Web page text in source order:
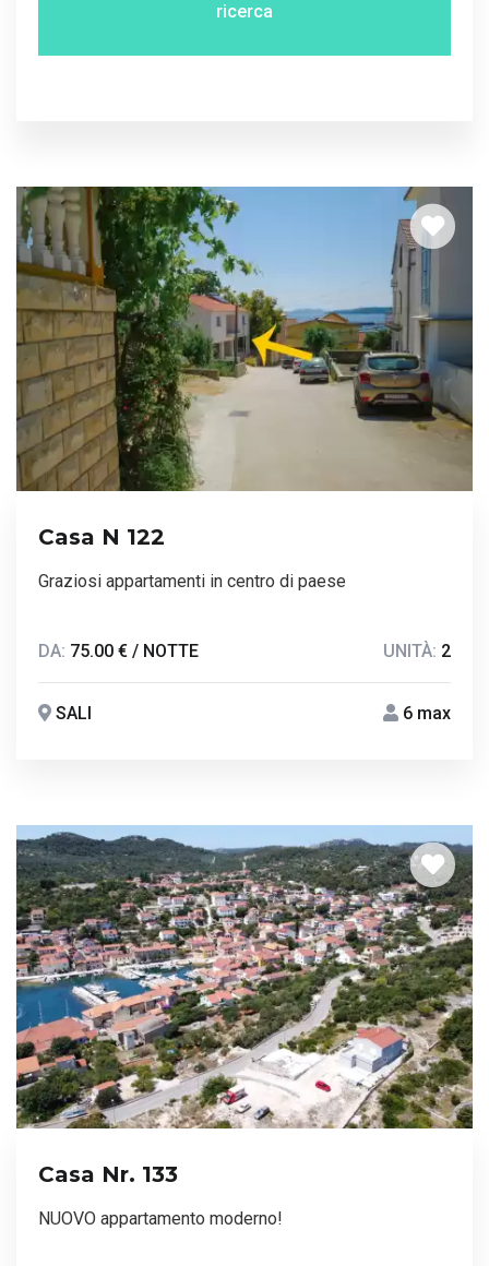
ricerca
Casa N 122
Graziosi appartamenti in centro di paese
DA: 75.00 € / NOTTE UNITÀ: 2
SALI 6 max
Casa Nr. 133
NUOVO appartamento moderno!